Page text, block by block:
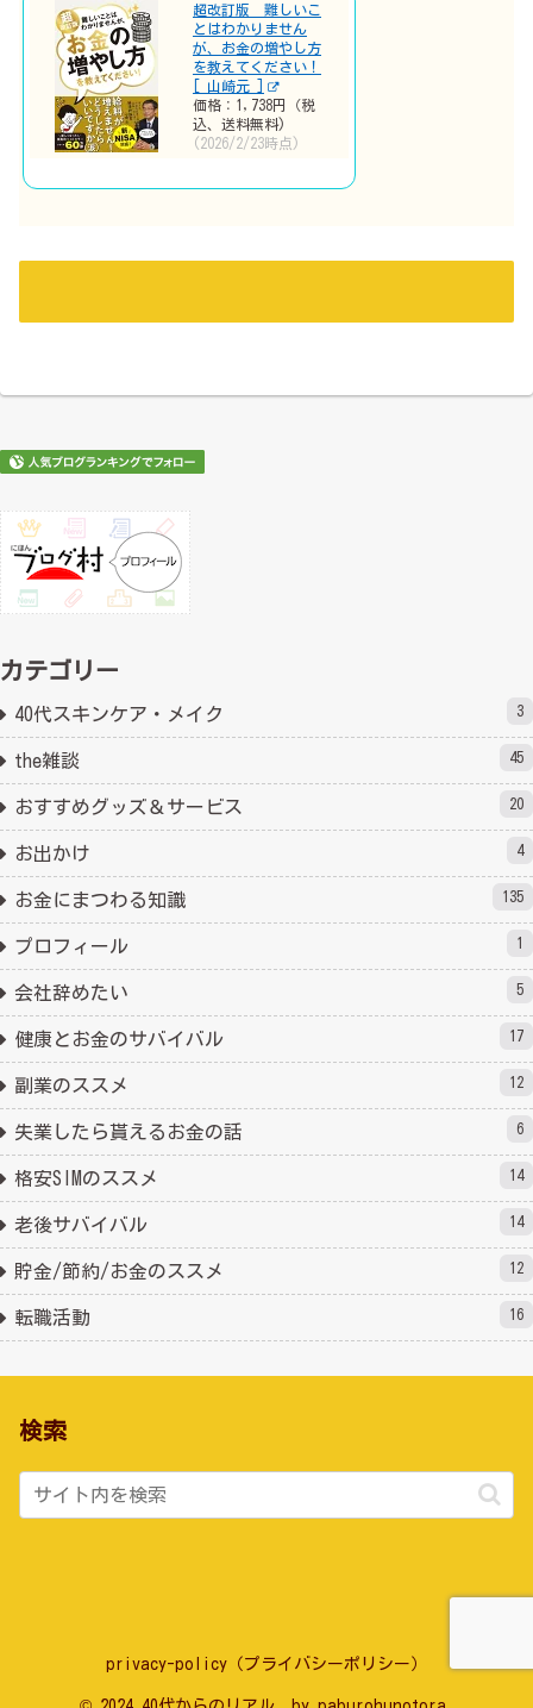
超改訂版 難しいこ
とはわかりません
が、お金の増やし方
を教えてください！
[ 山崎元 ]
価格：1,738円（税
込、送料無料)
(2026/2/23時点)
カテゴリー
40代スキンケア・メイク 3
the雑談 45
おすすめグッズ＆サービス 20
お出かけ 4
お金にまつわる知識 135
プロフィール 1
会社辞めたい 5
健康とお金のサバイバル 17
副業のススメ 12
失業したら貰えるお金の話 6
格安SIMのススメ 14
老後サバイバル 14
貯金/節約/お金のススメ 12
転職活動 16
検索
privacy-policy（プライバシーポリシー）